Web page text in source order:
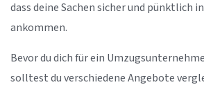
dass deine Sachen sicher und pünktlich
ankommen.
Bevor du dich für ein
solltest du verschiedene Angebote